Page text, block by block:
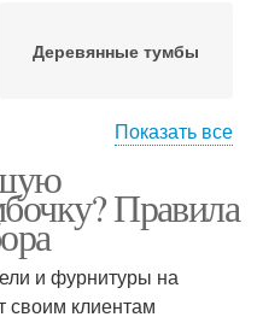
Деревянные тумбы
Розетка над
прикроватной
тумбочкой
Показать все
Правила
и фурнитуры на
своим клиентам